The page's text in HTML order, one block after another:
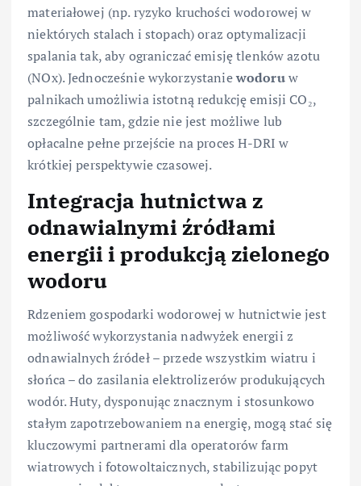
materiałowej (np. ryzyko kruchości wodorowej w
niektórych stalach i stopach) oraz optymalizacji
spalania tak, aby ograniczać emisję tlenków azotu
(NOx). Jednocześnie wykorzystaniewodoruw
palnikach umożliwia istotną redukcję emisji CO₂,
szczególnie tam, gdzie nie jest możliwe lub
opłacalne pełne przejście na proces H-DRI w
krótkiej perspektywie czasowej.
Integracja hutnictwa z
odnawialnymi źródłami
energii i produkcją zielonego
wodoru
Rdzeniem gospodarki wodorowej w hutnictwie jest
możliwość wykorzystania nadwyżek energii z
odnawialnych źródeł – przede wszystkim wiatru i
słońca – do zasilania elektrolizerów produkujących
wodór. Huty, dysponując znacznym i stosunkowo
stałym zapotrzebowaniem na energię, mogą stać się
kluczowymi partnerami dla operatorów farm
wiatrowych i fotowoltaicznych, stabilizując popyt